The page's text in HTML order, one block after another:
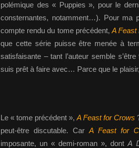
polémique des « Puppies », pour le
consternantes, notamment…). Pour ma
compte rendu du tome précédent, A Feast
que cette série puisse être menée à
satisfaisante – tant l’auteur semble
suis prêt à faire avec… Parce que le
Le « tome précédent »,A Feast for Crows
peut-être discutable. Car A Feast for
imposante, un « demi-roman », dontA